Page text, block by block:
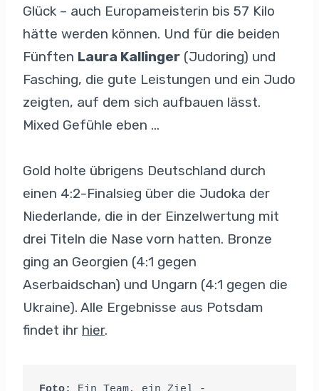
Glück – auch Europameisterin bis 57 Kilo
hätte werden können. Und für die beiden
Fünften Laura Kallinger (Judoring) und
Fasching, die gute Leistungen und ein Judo
zeigten, auf dem sich aufbauen lässt.
Mixed Gefühle eben …
Gold holte übrigens Deutschland durch
einen 4:2-Finalsieg über die Judoka der
Niederlande, die in der Einzelwertung mit
drei Titeln die Nase vorn hatten. Bronze
ging an Georgien (4:1 gegen
Aserbaidschan) und Ungarn (4:1 gegen die
Ukraine). Alle Ergebnisse aus Potsdam
findet ihr hier.